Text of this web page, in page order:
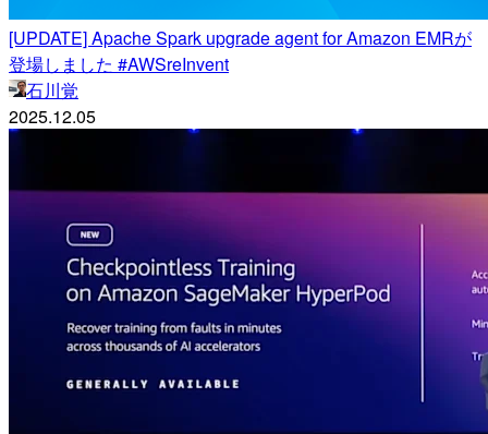
[UPDATE] Apache Spark upgrade agent for Amazon EMRが
登場しました #AWSreInvent
石川覚
2025.12.05